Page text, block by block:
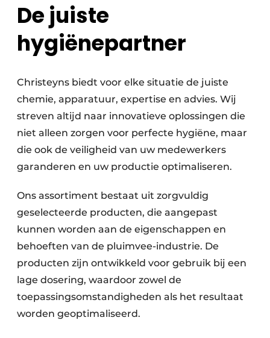
De juiste
hygiënepartner
Christeyns biedt voor elke situatie de juiste
chemie, apparatuur, expertise en advies. Wij
streven altijd naar innovatieve oplossingen die
niet alleen zorgen voor perfecte hygiëne, maar
die ook de veiligheid van uw medewerkers
garanderen en uw productie optimaliseren.
Ons assortiment bestaat uit zorgvuldig
geselecteerde producten, die aangepast
kunnen worden aan de eigenschappen en
behoeften van de pluimvee-industrie. De
producten zijn ontwikkeld voor gebruik bij een
lage dosering, waardoor zowel de
toepassingsomstandigheden als het resultaat
worden geoptimaliseerd.